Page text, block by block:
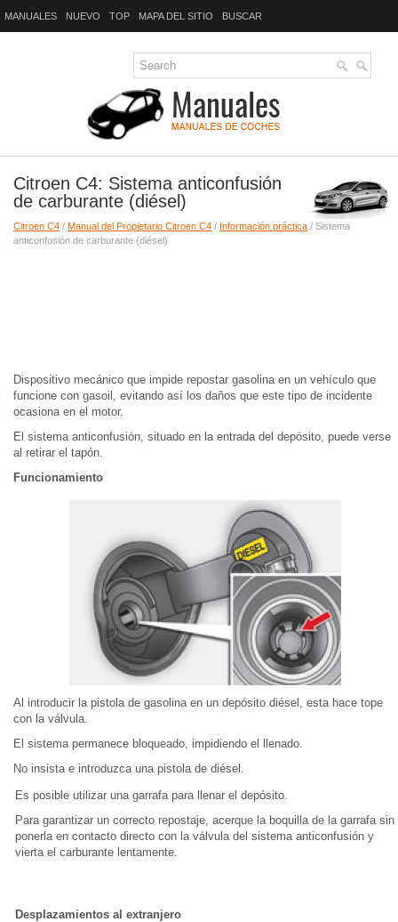
MANUALES NUEVO TOP MAPA DEL SITIO BUSCAR
Citroen C4: Sistema anticonfusión
de carburante (diésel)
Citroen C4 / Manual del Propietario Citroen C4 / Información práctica / Sistema
anticonfusión de carburante (diésel)
Dispositivo mecánico que impide repostar gasolina en un vehículo que
funcione con gasoil, evitando así los daños que este tipo de incidente
ocasiona en el motor.
El sistema anticonfusión, situado en la entrada del depósito, puede verse
al retirar el tapón.
Funcionamiento
Al introducir la pistola de gasolina en un depósito diésel, esta hace tope
con la válvula.
El sistema permanece bloqueado, impidiendo el llenado.
No insista e introduzca una pistola de diésel.
Es posible utilizar una garrafa para llenar el depósito.
Para garantizar un correcto repostaje, acerque la boquilla de la garrafa sin
ponerla en contacto directo con la válvula del sistema anticonfusión y
vierta el carburante lentamente.
Desplazamientos al extranjero